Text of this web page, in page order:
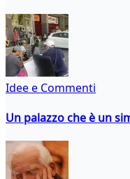
Idee e Commenti
Un palazzo che è un